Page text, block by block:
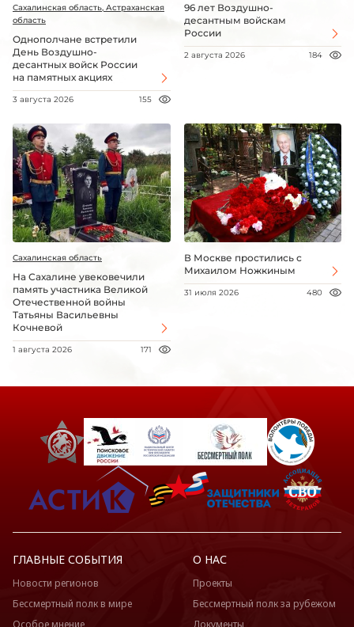
Сахалинская область, Астраханская
область
Однополчане встретили
День Воздушно-
десантных войск России
на памятных акциях
3 августа 2026 155
96 лет Воздушно-
десантным войскам
России
2 августа 2026 184
Сахалинская область
На Сахалине увековечили
память участника Великой
Отечественной войны
Татьяны Васильевны
Кочневой
1 августа 2026 171
В Москве простились с
Михаилом Ножкиным
31 июля 2026 480
ГЛАВНЫЕ СОБЫТИЯ
Новости регионов
Бессмертный полк в мире
Особое мнение
О НАС
Проекты
Бессмертный полк за рубежом
Документы